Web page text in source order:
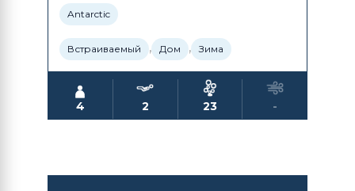
Antarctic
Встраиваемый , Дом , Зима
4 2 23 -